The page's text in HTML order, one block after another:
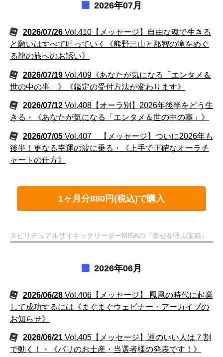
2026年07月
2026/07/26 Vol.410【メッセージ】自由な魂で生きる
と願いはすべて叶っていく《熊野三山と那智の滝をめぐ
る龍の旅へのお誘い》
2026/07/19 Vol.409《あなたが気になる「エンタメ＆
世の中の事」》《鑑定の受付方法が変わります》
2026/07/12 Vol.408【オーラ別】2026年後半をどう生
きる・《あなたが気になる「エンタメ＆世の中の事」》
2026/07/05 Vol.407 【メッセージ】ついに2026年も
後半！更なる幸運の波に乗る・《上手で正確なオーラチ
ャートの仕方》
1ヶ月分880円(税込)で購入
スピリチュアルサイキックリーダーMISAの『幸せを呼ぶ宝箱』
2026年06月
2026/06/28 Vol.406【メッセージ】 鳳凰の時代に起業
して成功するには《まぐまぐウェビナー・アーカイブの
お知らせ》
2026/06/21 Vol.405【メッセージ】運のいい人は７割
で動く！・《パリのお土産・当選者様の発表です！》